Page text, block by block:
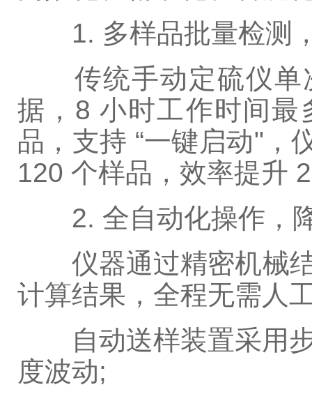
1. 多样品批量检测
传统手动定硫仪单
据，8 小时工作时间
品，支持 “一键启动"，
120 个样品，效率提升
2. 全自动化操作，
仪器通过精密机械结
计算结果，全程无需人
自动送样装置采用步
度波动;